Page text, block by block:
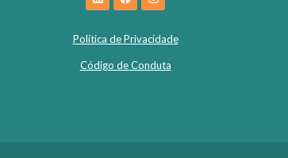
Política de Privacidade
Código de Conduta